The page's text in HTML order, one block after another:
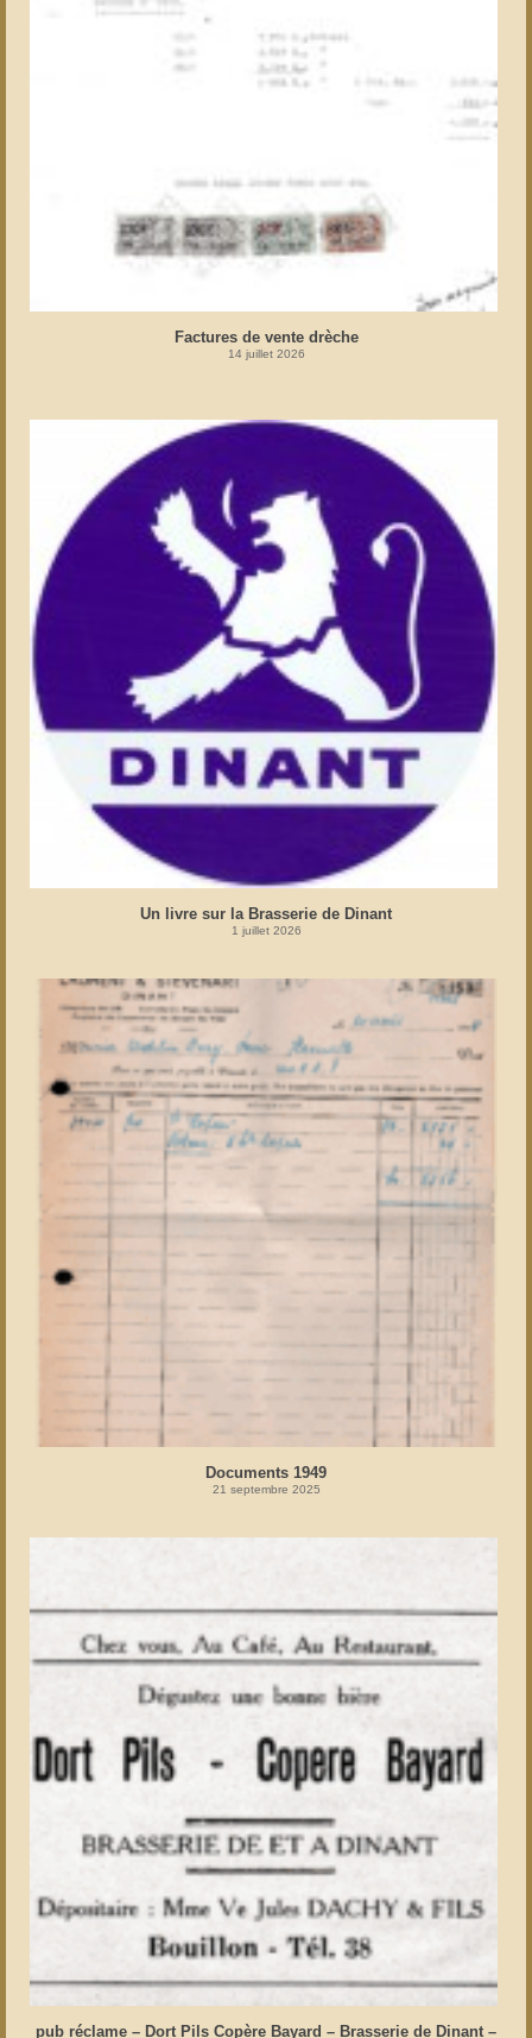
Factures de vente drèche
14 juillet 2026
Un livre sur la Brasserie de Dinant
1 juillet 2026
Documents 1949
21 septembre 2025
pub réclame – Dort Pils Copère Bayard – Brasserie de Dinant –